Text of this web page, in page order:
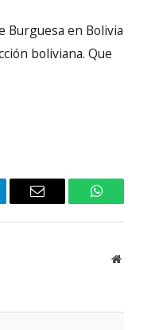
Burguesa en Bolivia
boliviana. Que
Email WhatsApp
Website